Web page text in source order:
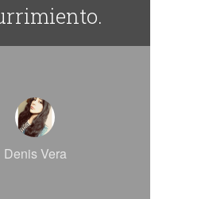
Denis Vera